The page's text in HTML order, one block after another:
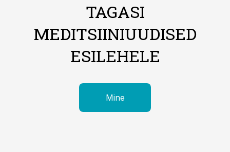
TAGASI
MEDITSIINIUUDISED
ESILEHELE
Mine